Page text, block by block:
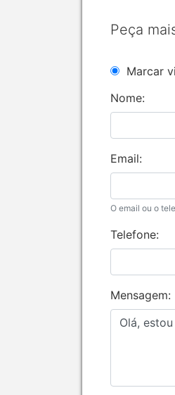
Peça
Marcar
Nome:
Email:
O email ou o
Telefone:
Mensagem: